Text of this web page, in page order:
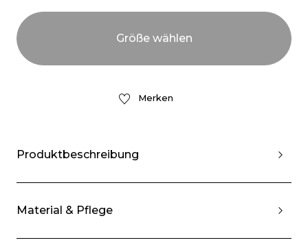
Merken
Produktbeschreibung
Material & Pflege